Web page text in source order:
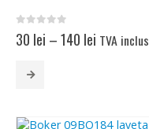
0 out of 5
30 lei –140 lei Interval
140 lei
TVA inclus
Acest
produs
mai